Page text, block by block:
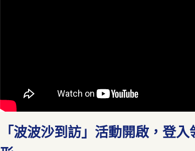
「波波沙到訪」活動開啟，登